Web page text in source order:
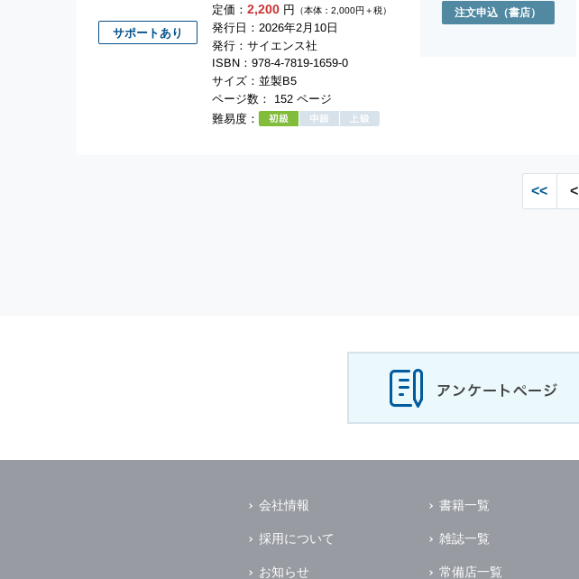
定価： 2,200円 （本体：2,000円＋税）
発行日：2026年2月10日
発行：サイエンス社
ISBN：978-4-7819-1659-0
サイズ：並製B5
ページ数： 152 ページ
難易度：
サポートあり
注文申込 （書店）
<< <
会社情報
採用について
お知らせ
書籍一覧
雑誌一覧
常備店一覧